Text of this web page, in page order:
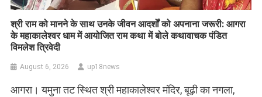
​श्री राम को मानने के साथ उनके जीवन आदर्शों को अपनाना जरूरी: आगरा
के महाकालेश्वर धाम में आयोजित राम कथा में बोले कथावाचक पंडित
विमलेश त्रिवेदी
August 6, 2026 up18news
आगरा। यमुना तट स्थित श्री महाकालेश्वर मंदिर, बूढ़ी का नगला,